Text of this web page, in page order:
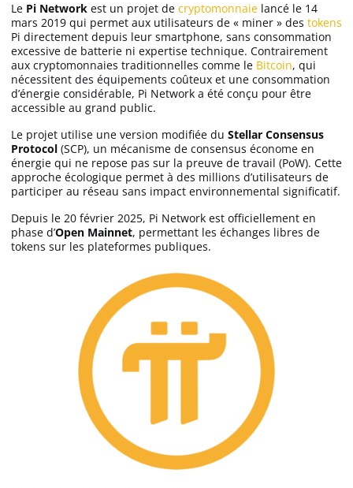
Trading
C’est quoi ?
Futures Crypto
Meilleure Prop Firm
Copy Trading
Meilleur exchange crypto
Meilleur VIP
Binance avis
Bitget avis
Bybit avis
Le Pi Network est un projet de cryptomonnaie lancé le 14
mars 2019 qui permet aux utilisateurs de « miner » des tokens
Pi directement depuis leur smartphone, sans consommation
excessive de batterie ni expertise technique. Contrairement
aux cryptomonnaies traditionnelles comme le Bitcoin, qui
nécessitent des équipements coûteux et une consommation
d’énergie considérable, Pi Network a été conçu pour être
accessible au grand public.
Le projet utilise une version modifiée du Stellar Consensus
Protocol (SCP), un mécanisme de consensus économe en
énergie qui ne repose pas sur la preuve de travail (PoW). Cette
approche écologique permet à des millions d’utilisateurs de
participer au réseau sans impact environnemental significatif.
Depuis le 20 février 2025, Pi Network est officiellement en
phase d’Open Mainnet, permettant les échanges libres de
tokens sur les plateformes publiques.